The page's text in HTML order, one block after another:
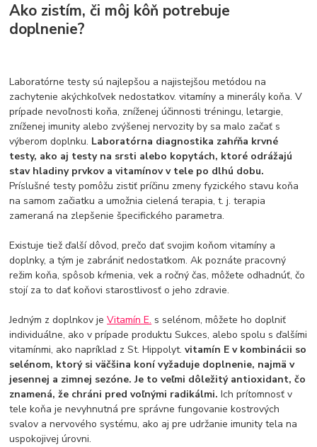
Ako zistím, či môj kôň potrebuje
doplnenie?
Laboratórne testy sú najlepšou a najistejšou metódou na
zachytenie akýchkoľvek nedostatkov. vitamíny a minerály koňa. V
prípade nevoľnosti koňa, zníženej účinnosti tréningu, letargie,
zníženej imunity alebo zvýšenej nervozity by sa malo začať s
výberom doplnku. Laboratórna diagnostika zahŕňa krvné
testy, ako aj testy na srsti alebo kopytách, ktoré odrážajú
stav hladiny prvkov a vitamínov v tele po dlhú dobu.
Príslušné testy pomôžu zistiť príčinu zmeny fyzického stavu koňa
na samom začiatku a umožnia cielená terapia, t. j. terapia
zameraná na zlepšenie špecifického parametra.
Existuje tiež ďalší dôvod, prečo dať svojim koňom vitamíny a
doplnky, a tým je zabrániť nedostatkom. Ak poznáte pracovný
režim koňa, spôsob kŕmenia, vek a ročný čas, môžete odhadnúť, čo
stojí za to dať koňovi starostlivosť o jeho zdravie.
Jedným z doplnkov jeVitamín E. s selénom, môžete ho doplniť
individuálne, ako v prípade produktu Sukces, alebo spolu s ďalšími
vitamínmi, ako napríklad z St. Hippolyt.vitamín E v kombinácii so
selénom, ktorý si väčšina koní vyžaduje doplnenie, najmä v
jesennej a zimnej sezóne. Je to veľmi dôležitý antioxidant, čo
znamená, že chráni pred voľnými radikálmi.Ich prítomnosť v
tele koňa je nevyhnutná pre správne fungovanie kostrových
svalov a nervového systému, ako aj pre udržanie imunity tela na
uspokojivej úrovni.